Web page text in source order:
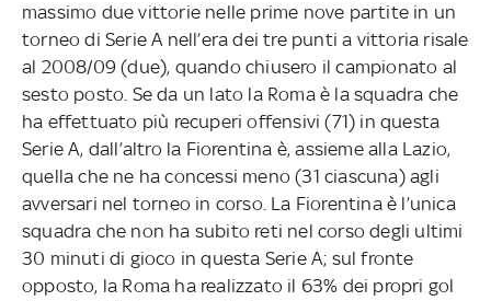
massimo due vittorie nelle prime nove partite in un
torneo di Serie A nell’era dei tre punti a vittoria risale
al 2008/09 (due), quando chiusero il campionato al
sesto posto. Se da un lato la Roma è la squadra che
ha effettuato più recuperi offensivi (71) in questa
Serie A, dall’altro la Fiorentina è, assieme alla Lazio,
quella che ne ha concessi meno (31 ciascuna) agli
avversari nel torneo in corso. La Fiorentina è l’unica
squadra che non ha subito reti nel corso degli ultimi
30 minuti di gioco in questa Serie A; sul fronte
opposto, la Roma ha realizzato il 63% dei propri gol